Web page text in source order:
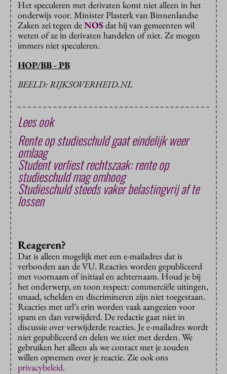
Het speculeren met derivaten komt niet alleen in het
onderwijs voor. Minister Plasterk van Binnenlandse
Zaken zei tegen deNOSdat hij van gemeenten wil
weten of ze in derivaten handelen of niet. Ze mogen
immers niet speculeren.
HOP/BB - PB
BEELD: RIJKSOVERHEID.NL
Lees ook
Rente op studieschuld gaat eindelijk weer
omlaag
Student verliest rechtszaak: rente op
studieschuld mag omhoog
Studieschuld steeds vaker belastingvrij af te
lossen
Reageren?
Dat is alleen mogelijk met een e-mailadres dat is
verbonden aan de VU. Reacties worden gepubliceerd
met voornaam of initiaal en achternaam. Houd je bij
het onderwerp, en toon respect: commerciële uitingen,
smaad, schelden en discrimineren zijn niet toegestaan.
Reacties met url’s erin worden vaak aangezien voor
spam en dan verwijderd. De redactie gaat niet in
discussie over verwijderde reacties. Je e-mailadres wordt
niet gepubliceerd en delen we niet met derden. We
gebruiken het alleen als we contact met je zouden
willen opnemen over je reactie. Zie ook ons
privacybeleid.